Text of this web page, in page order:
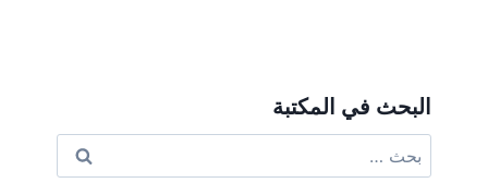
البحث في المكتبة
عن: